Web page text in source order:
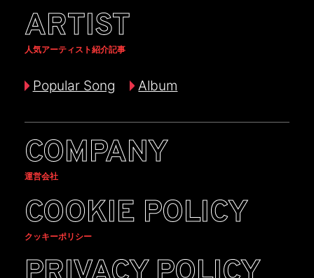
ARTIST
人気アーティスト紹介記事
Popular Song Album
COMPANY
運営会社
COOKIE POLICY
クッキーポリシー